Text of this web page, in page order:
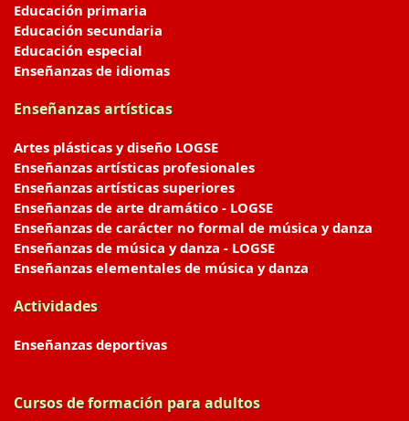
Educación primaria
Educación secundaria
Educación especial
Enseñanzas de idiomas
Enseñanzas artísticas
Artes plásticas y diseño LOGSE
Enseñanzas artísticas profesionales
Enseñanzas artísticas superiores
Enseñanzas de arte dramático - LOGSE
Enseñanzas de carácter no formal de música y danza
Enseñanzas de música y danza - LOGSE
Enseñanzas elementales de música y danza
Actividades
Enseñanzas deportivas
Cursos de formación para adultos